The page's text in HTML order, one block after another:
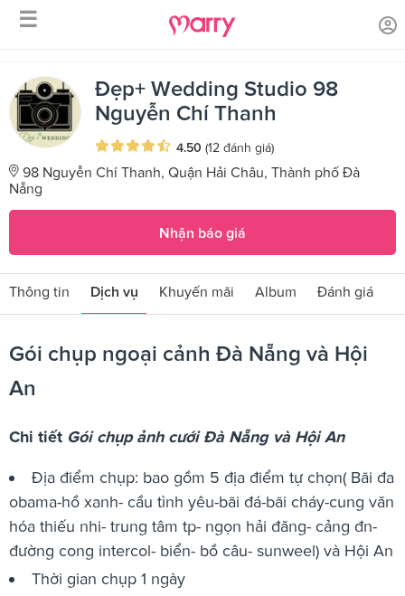
☰
Trang chủ Sản phẩm dịch vụ /
Gói chụp ngoại cảnh Đà Nẵng và
Đẹp+ Wedding Studio 98
Nguyễn Chí Thanh
4.50 (12 đánh giá)
98 Nguyễn Chí Thanh, Quận Hải Châu, Thành phố Đà
Nẵng
Nhận báo giá
Thông tin Dịch vụ Khuyến mãi Album Đánh giá
Gói chụp ngoại cảnh Đà Nẵng và Hội
An
Chi tiết Gói chụp ảnh cưới Đà Nẵng và Hội An
Địa điểm chụp: bao gồm 5 địa điểm tự chọn( Bãi đa
obama-hồ xanh- cầu tình yêu-bãi đá-bãi cháy-cung văn
hóa thiếu nhi- trung tâm tp- ngọn hải đăng- cảng đn-
đường cong intercol- biển- bồ câu- sunweel) và Hội An
Thời gian chụp 1 ngày